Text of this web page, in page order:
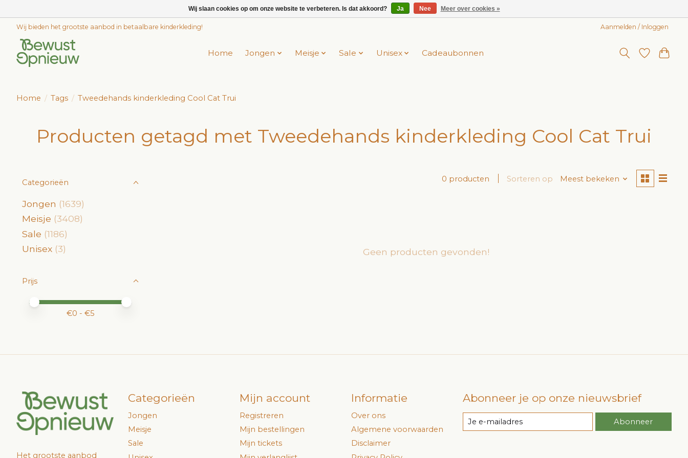
Wij bieden het grootste aanbod in betaalbare kinderkleding! Aanmelden / Inloggen
Home Jongen Meisje Sale Unisex Cadeaubonnen
Home / Tags / Tweedehands kinderkleding Cool Cat Trui
Producten getagd met Tweedehands kinderkleding Cool Cat Trui
Categorieën
Jongen (1639)
Meisje (3408)
Sale (1186)
Unisex (3)
Prijs
Minimale prijswaarde
Price maximum value
€0 - €5
0 producten Sorteren op Meest bekeken
Geen producten gevonden!
Het grootste aanbod
Categorieën
Jongen
Meisje
Sale
Mijn account
Registreren
Mijn bestellingen
Mijn tickets
Informatie
Over ons
Algemene voorwaarden
Disclaimer
Abonneer je op onze nieuwsbrief
Abonneer
Wij slaan cookies op om onze website te verbeteren. Is dat akkoord? Ja Nee Meer over cookies »